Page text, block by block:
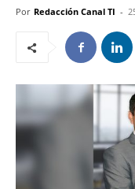
Por Redacción Canal TI -